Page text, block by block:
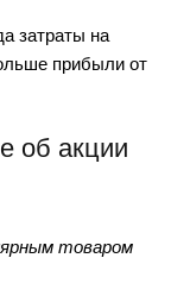
затраты на
прибыли от
об акции
товаром